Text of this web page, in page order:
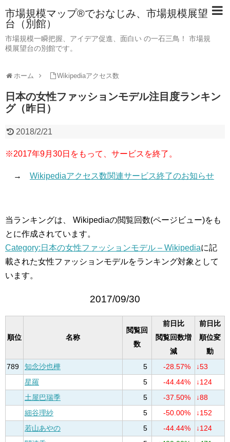
市場規模マップ®でおなじみ、市場規模展望
台（別館）
市場規模一瞬把握、アイデア促進、面白い の一石三鳥！ 市場規
模展望台の別館です。
ホーム Wikipediaアクセス数
日本の女性ファッションモデル注目度ランキン
グ（昨日）
2018/2/21
※2017年9月30日をもって、サービスを終了。
→ Wikipediaアクセス数関連サービス終了のお知らせ
当ランキングは、 Wikipediaの閲覧回数(ページビュー)をも
とに作成されています。
Category:日本の女性ファッションモデル – Wikipediaに記
載された女性ファッションモデルをランキング対象として
います。
2017/09/30
順位 名称
閲覧回
数
前日比
閲覧回数増
減
前日比
順位変
動
789
知念沙也樺 5 -28.57%
↓53
星羅
5 -44.44%
↓124
土屋巴瑞季
5 -37.50%
↓88
細谷理紗
5 -50.00%
↓152
若山あやの
5 -44.44%
↓124